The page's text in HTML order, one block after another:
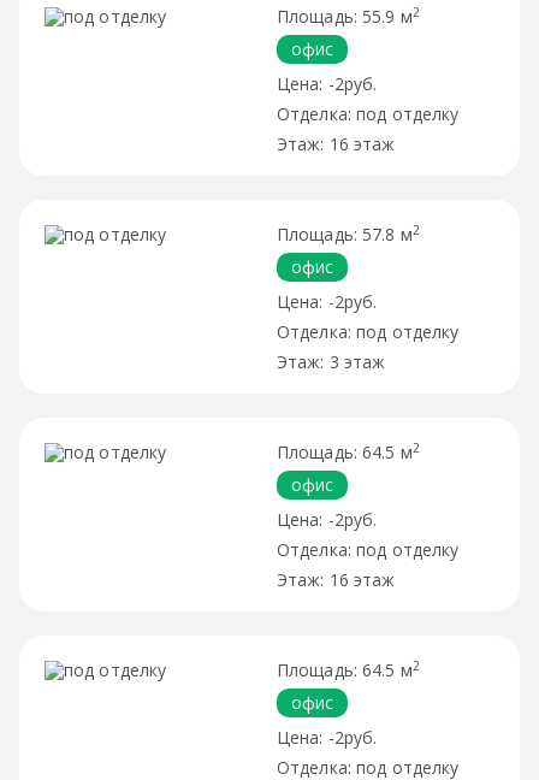
55.9 м2
офис
-2руб.
под отделку
16 этаж
57.8 м2
офис
-2руб.
под отделку
3 этаж
64.5 м2
офис
-2руб.
под отделку
16 этаж
64.5 м2
офис
-2руб.
под отделку